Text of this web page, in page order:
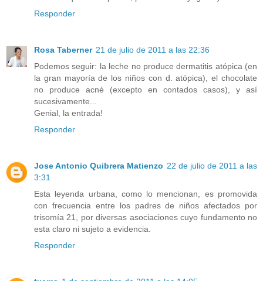
Responder
Rosa Taberner 21 de julio de 2011 a las 22:36
Podemos seguir: la leche no produce dermatitis atópica (en
la gran mayoría de los niños con d. atópica), el chocolate
no produce acné (excepto en contados casos), y así
sucesivamente...
Genial, la entrada!
Responder
Jose Antonio Quibrera Matienzo 22 de julio de 2011 a las
3:31
Esta leyenda urbana, como lo mencionan, es promovida
con frecuencia entre los padres de niños afectados por
trisomía 21, por diversas asociaciones cuyo fundamento no
esta claro ni sujeto a evidencia.
Responder